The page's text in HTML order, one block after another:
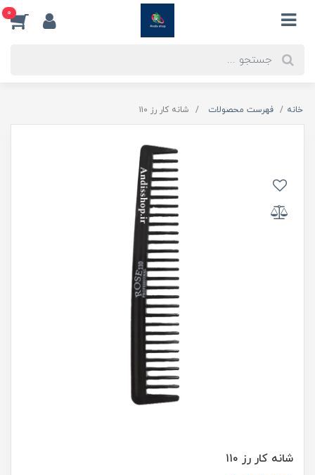
0
خانه فهرست محصولات شانه کار رز ۱۱۰
شانه کار رز ۱۱۰